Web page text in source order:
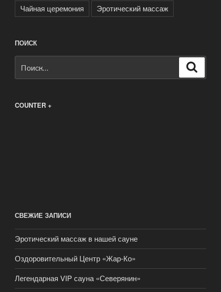
Чайная церемония
Эротический массаж
ПОИСК
COUNTER +
СВЕЖИЕ ЗАПИСИ
Эротический массаж в нашей сауне
Оздоровительный Центр «Жар-Ко»
Легендарная VIP сауна «Северянин»